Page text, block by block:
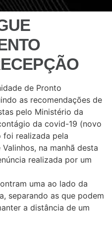
de Pronto
as recomendações de
pelo Ministério da
da covid-19 (novo
foi realizada pela
na manhã desta
realizada por um
uma ao lado da
separando as que podem
a distância de um